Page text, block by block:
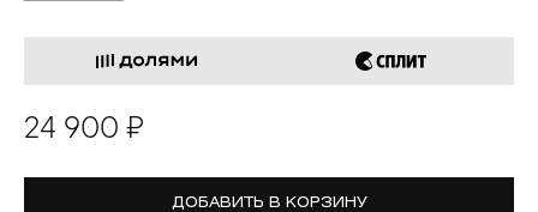
24 900 ₽
ДОБАВИТЬ В КОРЗИНУ